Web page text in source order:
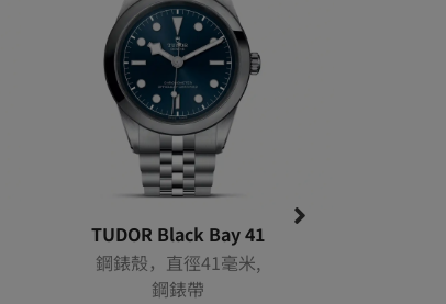
TUDOR Black Bay 41
鋼錶殼，直徑41毫米,
鋼錶帶